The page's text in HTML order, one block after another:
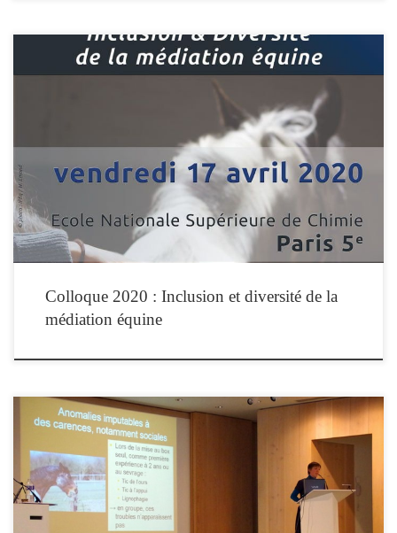
/// En raison de la situation sanitaire, le colloque est annulé /// L’IFEq organise son
5e colloque national : Inclusion & Diversité de la médiation équine le vendredi 17
avril 2020 à Paris Le Colloque de l’IFEq se veut à la fois formatif et informatif,
mêlant réflexions, communications à caractère […]
Colloque 2020 : Inclusion et diversité de la
médiation équine
Appel à communications L’Institut de Formation en Equithérapie lance un appel à
communications pour le colloque national 2017, qui se tiendra le vendredi 12 mai
2017 à Paris. L’appel à communications est ouvert à toute personne souhaitant
partager des travaux, une vision, une expérience, une information ou un point de